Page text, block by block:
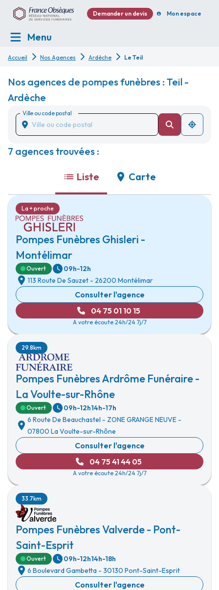
Demander un devis Mon espace
Menu
Accueil Nos Agences Ardèche Le Teil
Nos agences de pompes funèbres : Teil -
Ardèche
Ville ou code postal
7 agences trouvées :
Liste Carte
Pompes Funèbres Ghisleri -
Montélimar
La + proche
Ouvert
09h-12h
113 Route De Sauzet - 26200 Montélimar
Consulter l'agence
04 75 01 10 15
A votre écoute 24h/24 7j/7
Pompes Funèbres Ardrôme Funéraire -
La Voulte-sur-Rhône
29.8km
Ouvert 09h-12h14h-17h
6 Route De Beauchastel - ZONE GRANGE NEUVE -
07800 La Voulte-sur-Rhône
Consulter l'agence
04 75 41 44 05
A votre écoute 24h/24 7j/7
Pompes Funèbres Valverde - Pont-
Saint-Esprit
33.7km
Ouvert 09h-12h14h-18h
6 Boulevard Gambetta - 30130 Pont-Saint-Esprit
Consulter l'agence